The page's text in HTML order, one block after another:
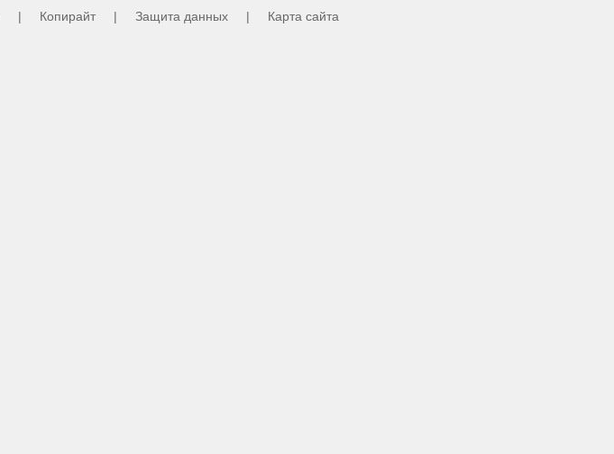
| Копирайт | Защита данных | Карта сайта